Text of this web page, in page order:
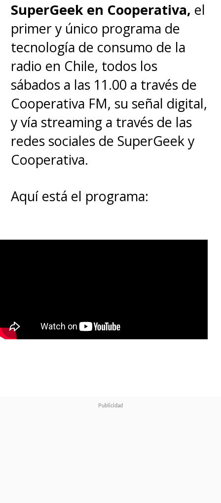
SuperGeek en Cooperativa, el
primer y único programa de
tecnología de consumo de la
radio en Chile, todos los
sábados a las 11.00 a través de
Cooperativa FM, su señal digital,
y vía streaming a través de las
redes sociales de SuperGeek y
Cooperativa.
Aquí está el programa: